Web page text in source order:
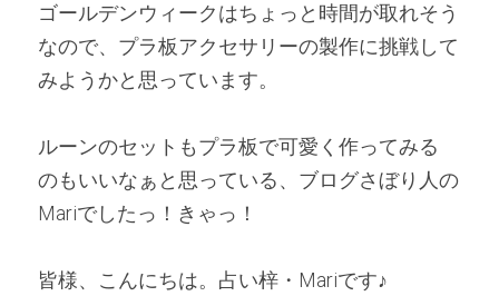
ゴールデンウィークはちょっと時間が取れそう
なので、プラ板アクセサリーの製作に挑戦して
みようかと思っています。
ルーンのセットもプラ板で可愛く作ってみる
のもいいなぁと思っている、ブログさぼり人の
Mariでしたっ！きゃっ！
皆様、こんにちは。占い梓・Mariです♪